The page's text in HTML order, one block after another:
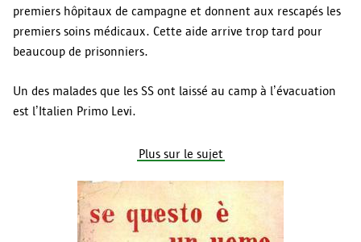
premiers hôpitaux de campagne et donnent aux rescapés les
premiers soins médicaux. Cette aide arrive trop tard pour
beaucoup de prisonniers.
Un des malades que les SS ont laissé au camp à l’évacuation
est l’Italien Primo Levi.
Plus sur le sujet